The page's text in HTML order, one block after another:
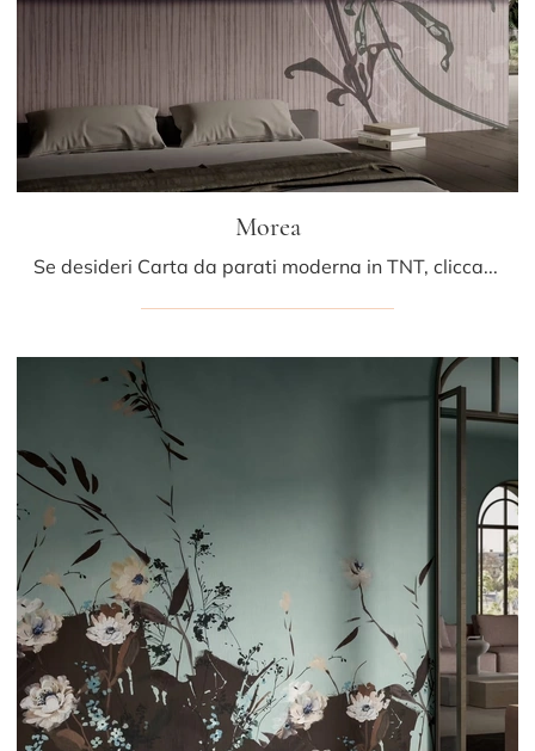
Morea
Se desideri Carta da parati moderna in TNT, clicca e ottieni informazioni sulle varie proposte di Glamora come il modello Morea.